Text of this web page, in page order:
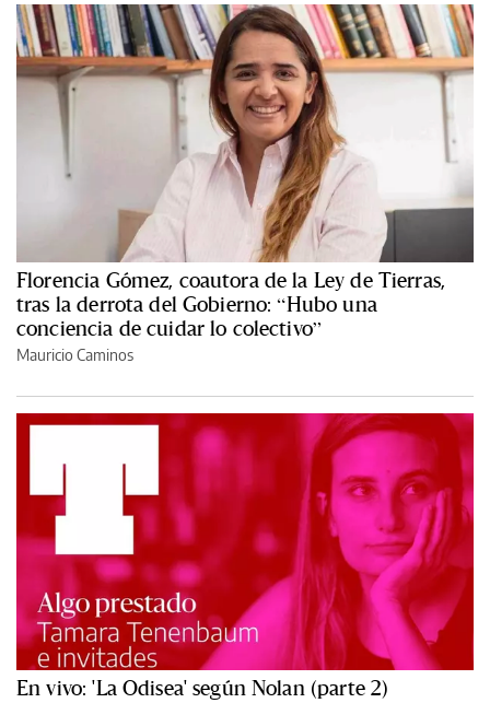
Florencia Gómez, coautora de la Ley de Tierras,
tras la derrota del Gobierno: “Hubo una
conciencia de cuidar lo colectivo”
Mauricio Caminos
En vivo: 'La Odisea' según Nolan (parte 2)